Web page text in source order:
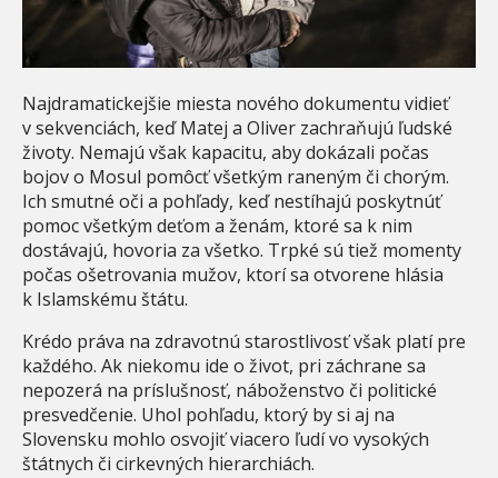
Najdramatickejšie miesta nového dokumentu vidieť
v sekvenciách, keď Matej a Oliver zachraňujú ľudské
životy. Nemajú však kapacitu, aby dokázali počas
bojov o Mosul pomôcť všetkým raneným či chorým.
Ich smutné oči a pohľady, keď nestíhajú poskytnúť
pomoc všetkým deťom a ženám, ktoré sa k nim
dostávajú, hovoria za všetko. Trpké sú tiež momenty
počas ošetrovania mužov, ktorí sa otvorene hlásia
k Islamskému štátu.
Krédo práva na zdravotnú starostlivosť však platí pre
každého. Ak niekomu ide o život, pri záchrane sa
nepozerá na príslušnosť, náboženstvo či politické
presvedčenie. Uhol pohľadu, ktorý by si aj na
Slovensku mohlo osvojiť viacero ľudí vo vysokých
štátnych či cirkevných hierarchiách.